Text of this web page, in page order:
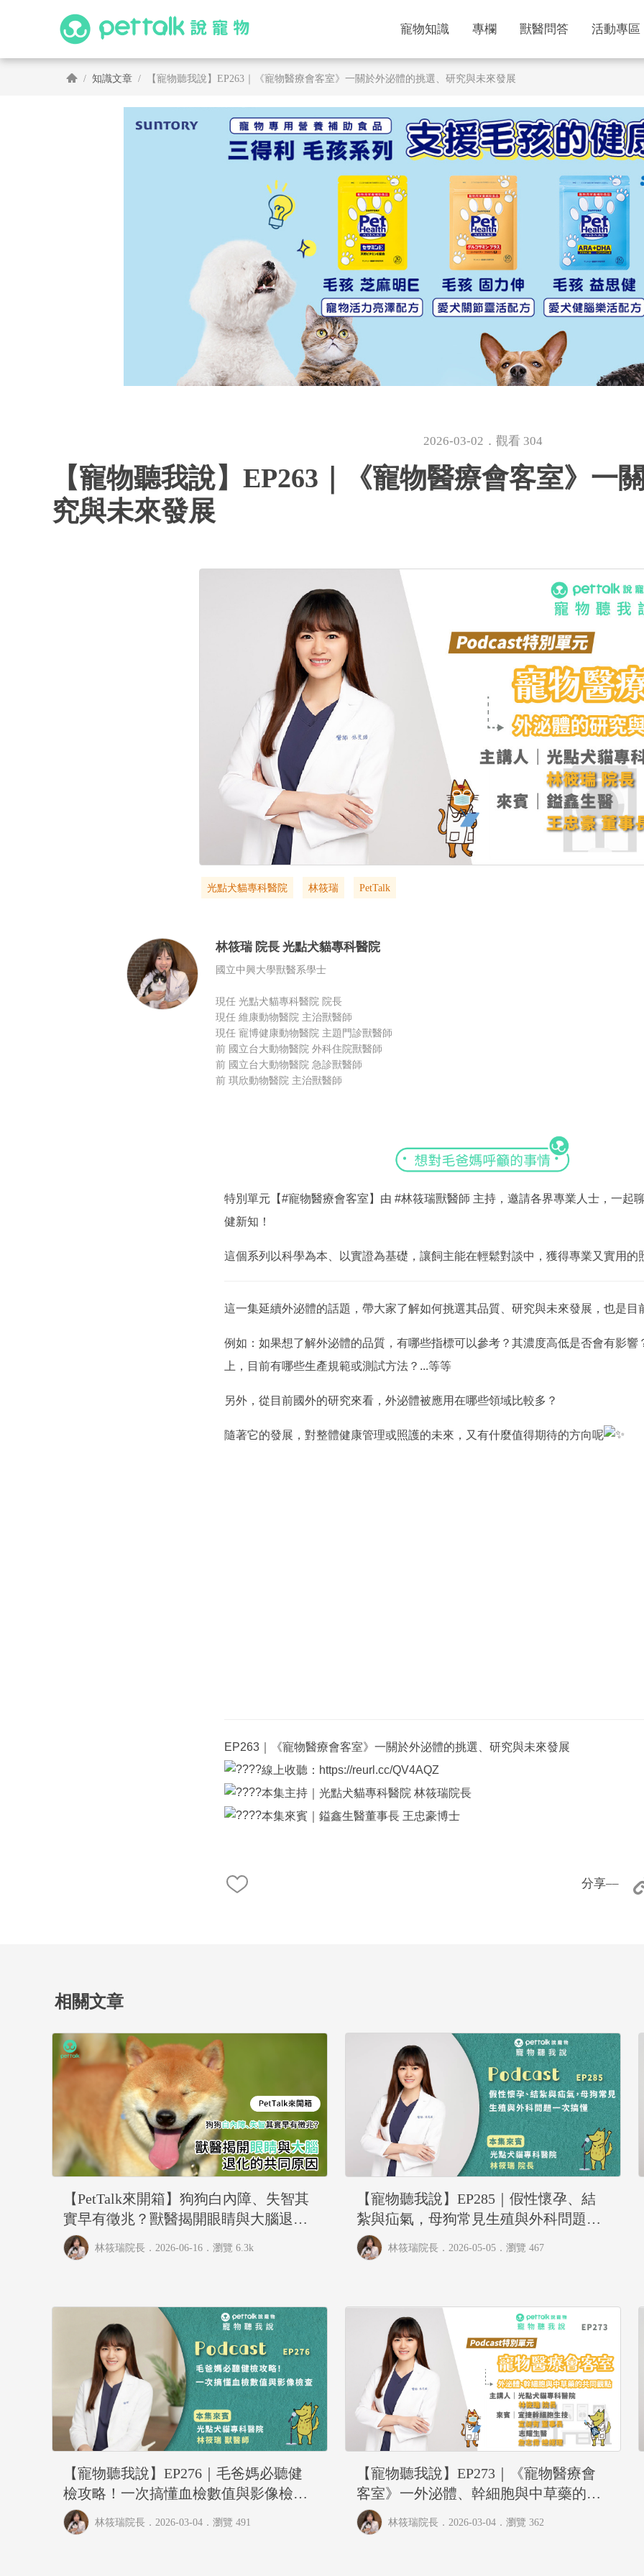
寵物知識 專欄 獸醫問答 活動專區
知識文章 【寵物聽我說】EP263｜《寵物醫療會客室》一關於外泌體的挑選、研究與未來發展
2026-03-02．觀看 304
【寵物聽我說】EP263｜《寵物醫療會客室》一
究與未來發展
光點犬貓專科醫院 林筱瑞 PetTalk
林筱瑞 院長 光點犬貓專科醫院
國立中興大學獸醫系學士
現任 光點犬貓專科醫院 院長
現任 維康動物醫院 主治獸醫師
現任 寵博健康動物醫院 主題門診獸醫師
前 國立台大動物醫院 外科住院獸醫師
前 國立台大動物醫院 急診獸醫師
前 琪欣動物醫院 主治獸醫師
特別單元【#寵物醫療會客室 】由 #林筱瑞獸醫師 主持，邀請各界專業人士，一起
健新知！
這個系列以科學為本、以實證為基礎，讓飼主能在輕鬆對談中，獲得專業又實用的
這一集延續外泌體的話題，帶大家了解如何挑選其品質、研究與未來發展，也是目
例如：如果想了解外泌體的品質，有哪些指標可以參考？其濃度高低是否會有影響
上，目前有哪些生產規範或測試方法？...等等
另外，從目前國外的研究來看，外泌體被應用在哪些領域比較多？
隨著它的發展，對整體健康管理或照護的未來，又有什麼值得期待的方向呢
EP263｜《寵物醫療會客室》一關於外泌體的挑選、研究與未來發展
線上收聽： https://reurl.cc/QV4AQZ
本集主持｜光點犬貓專科醫院 林筱瑞院長
本集來賓｜鎰鑫生醫董事長 王忠豪博士
分享––
相關文章
【PetTalk來開箱】狗狗白內障、失智其
實早有徵兆？獸醫揭開眼睛與大腦退化
的共同原因｜專業獸醫—林筱瑞
林筱瑞院長 ．2026-06-16． 瀏覽 6.3k
【寵物聽我說】EP285｜假性懷孕、結
紮與疝氣，母狗常見生殖與外科問題一
次搞懂｜專業獸醫—林筱瑞
林筱瑞院長 ．2026-05-05． 瀏覽 467
【寵物聽我說】EP276｜毛爸媽必聽健
檢攻略！一次搞懂血檢數值與影像檢查
｜專業獸醫—林筱瑞
林筱瑞院長 ．2026-03-04． 瀏覽 491
【寵物聽我說】EP273｜《寵物醫療會
客室》一外泌體、幹細胞與中草藥的共
同觀點
林筱瑞院長 ．2026-03-04． 瀏覽 362